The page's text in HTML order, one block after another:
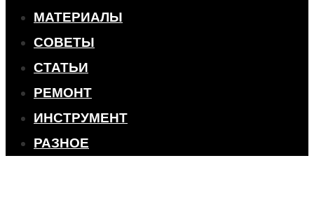
МАТЕРИАЛЫ
СОВЕТЫ
СТАТЬИ
РЕМОНТ
ИНСТРУМЕНТ
РАЗНОЕ